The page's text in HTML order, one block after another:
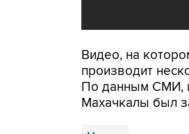
Видео, на
производит
По данным СМИ,
Махачкалы был